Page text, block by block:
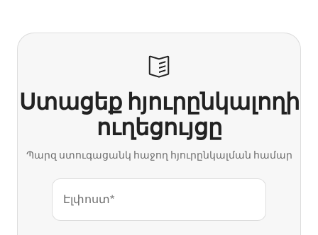
Ստացեք հյուրընկալողի
ուղեցույցը
Պարզ ստուգացանկ հաջող հյուրընկալման համար
Էլփոստ*